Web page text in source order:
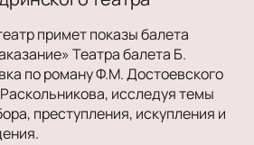
примет показы балета
Театра балета Б.
по роману Ф.М. Достоевского
исследуя темы
преступления, искупления и